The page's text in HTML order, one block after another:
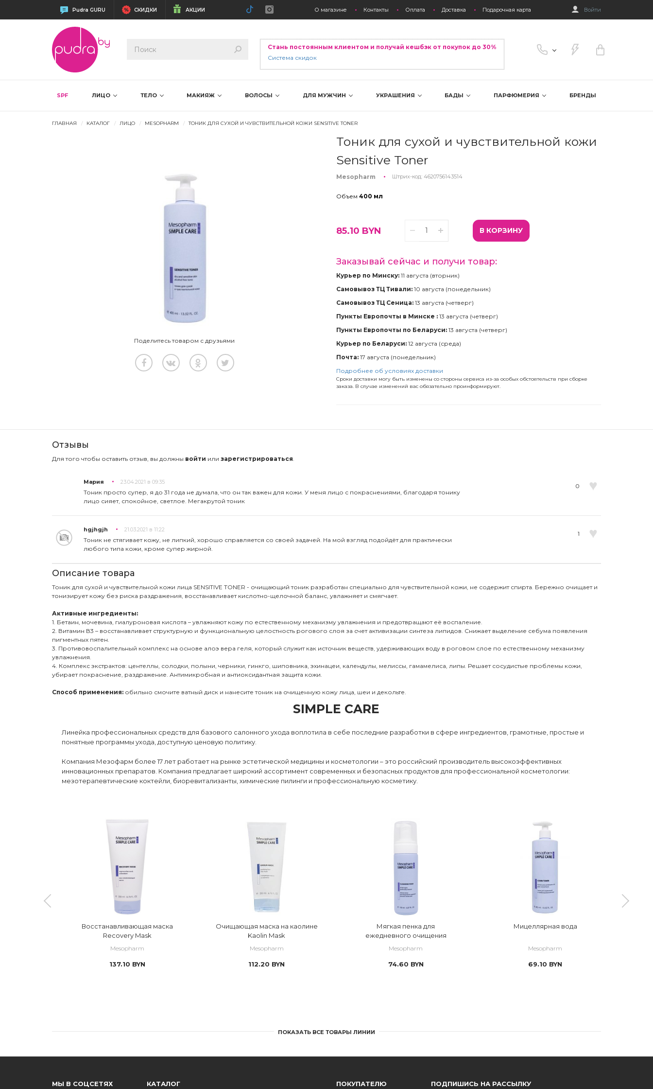
Pudra GURU СКИДКИ АКЦИИ О магазине Контакты Оплата Доставка Подарочная карта Войти
Стань постоянным клиентом и получай кешбэк от покупок до 30%
Система скидок
SPF ЛИЦО ТЕЛО МАКИЯЖ ВОЛОСЫ ДЛЯ МУЖЧИН УКРАШЕНИЯ БАДЫ ПАРФЮМЕРИЯ БРЕНДЫ
ГЛАВНАЯ КАТАЛОГ ЛИЦО MESOPHARM ТОНИК ДЛЯ СУХОЙ И ЧУВСТВИТЕЛЬНОЙ КОЖИ SENSITIVE TONER
Поделитесь товаром с друзьями
Тоник для сухой и чувствительной кожи
Sensitive Toner
Mesopharm Штрих-код: 4620756143514
Объем 400 мл
85.10 BYN В КОРЗИНУ
Заказывай сейчас и получи товар:
Курьер по Минску: 11 августа (вторник)
Самовывоз ТЦ Тивали: 10 августа (понедельник)
Самовывоз ТЦ Сеница: 13 августа (четверг)
Пункты Европочты в Минске : 13 августа (четверг)
Пункты Европочты по Беларуси: 13 августа (четверг)
Курьер по Беларуси: 12 августа (среда)
Почта: 17 августа (понедельник)
Подробнее об условиях доставки
Сроки доставки могу быть изменены со стороны сервиса из-за особых обстоятельств при сборке
заказа. В случае изменений вас обязательно проинформируют.
Отзывы
Для того чтобы оставить отзыв, вы должны войти или зарегистрироваться
Мария 23.04.2021 в 09:35
Тоник просто супер, я до 31 года не думала, что он так важен для кожи. У меня лицо с покраснениями, благодаря тонику
лицо сияет, спокойное, светлое. Мегакрутой тоник
0 ♥
hgjhgjh 21.03.2021 в 11:22
Тоник не стягивает кожу, не липкий, хорошо справляется со своей задачей. На мой взгляд подойдёт для практически
любого типа кожи, кроме супер жирной.
1 ♥
Описание товара
Тоник для сухой и чувствительной кожи лица SENSITIVE TONER - очищающий тоник разработан специально для чувствительной кожи, не содержит спирта. Бережно очищает и
тонизирует кожу без риска раздражения, восстанавливает кислотно-щелочной баланс, увлажняет и смягчает.
Активные ингредиенты:
1. Бетаин, мочевина, гиалуроновая кислота – увлажняют кожу по естественному механизму увлажнения и предотвращают её воспаление.
2. Витамин В3 – восстанавливает структурную и функциональную целостность рогового слоя за счет активизации синтеза липидов. Снижает выделение себума появления
пигментных пятен.
3. Противовоспалительный комплекс на основе алоэ вера геля, который служит как источник веществ, удерживающих воду в роговом слое по естественному механизму
увлажнения.
4. Комплекс экстрактов: центеллы, солодки, полыни, черники, гинкго, шиповника, эхинацеи, календулы, мелиссы, гамамелиса, липы. Решает сосудистые проблемы кожи,
убирает покраснение, раздражение. Антимикробная и антиоксидантная защита кожи.
Способ применения: обильно смочите ватный диск и нанесите тоник на очищенную кожу лица, шеи и декольте.
SIMPLE CARE
Линейка профессиональных средств для базового салонного ухода воплотила в себе последние разработки в сфере ингредиентов, грамотные, простые и
понятные программы ухода, доступную ценовую политику.
Компания Мезофарм более 17 лет работает на рынке эстетической медицины и косметологии – это российский производитель высокоэффективных
инновационных препаратов. Компания предлагает широкий ассортимент современных и безопасных продуктов для профессиональной косметологии:
мезотерапевтические коктейли, биоревитализанты, химические пилинги и профессиональную косметику.
Восстанавливающая маска
Recovery Mask
Mesopharm
137.10 BYN
Очищающая маска на каолине
Kaolin Mask
Mesopharm
112.20 BYN
Мягкая пенка для
ежедневного очищения
Mesopharm
74.60 BYN
Мицеллярная вода
Mesopharm
69.10 BYN
ПОКАЗАТЬ ВСЕ ТОВАРЫ ЛИНИИ
МЫ В СОЦСЕТЯХ КАТАЛОГ ПОКУПАТЕЛЮ ПОДПИШИСЬ НА РАССЫЛКУ